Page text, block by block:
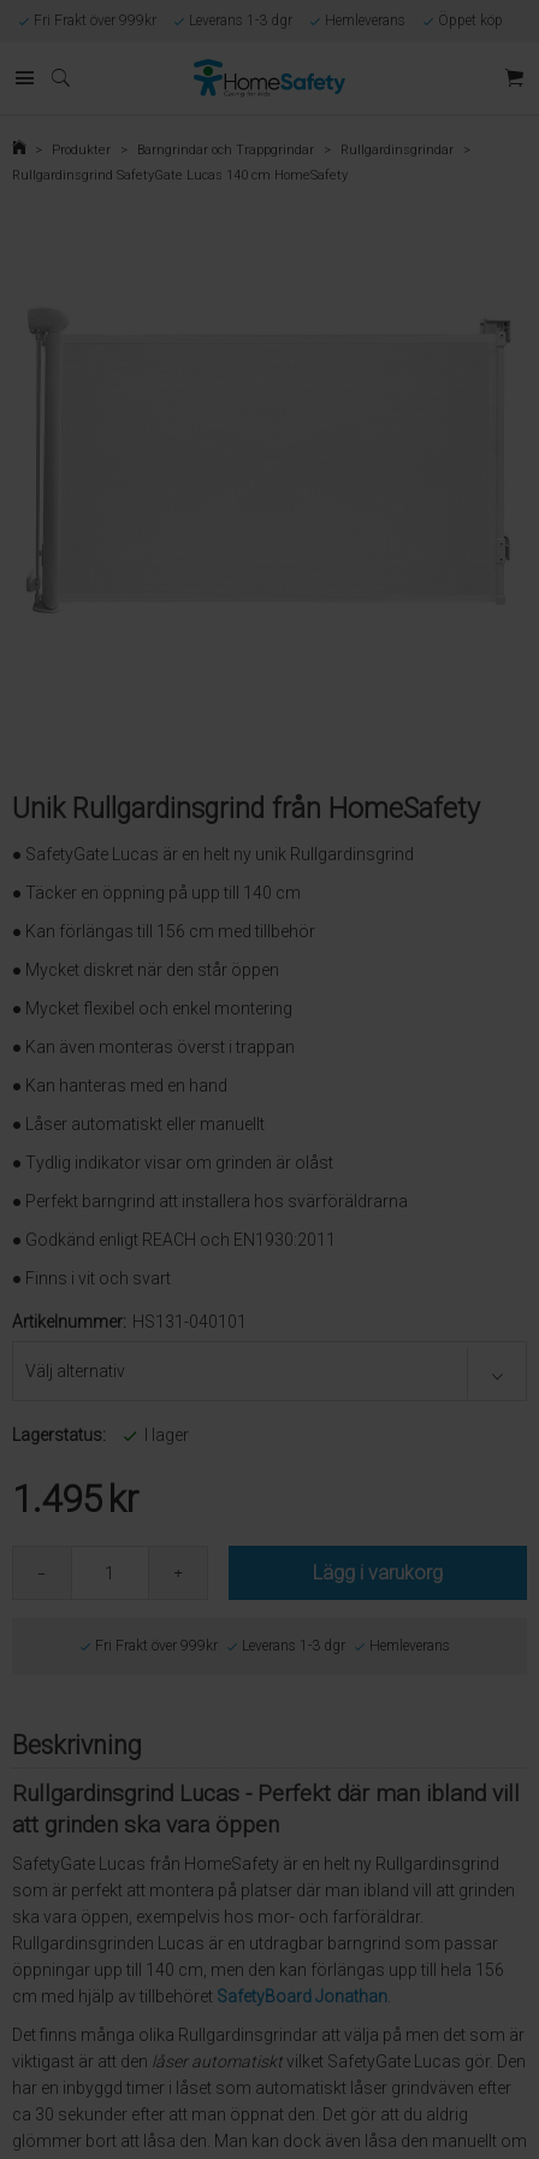
Fri Frakt över 999kr Leverans 1-3 dgr Hemleverans Öppet köp
Egen tillverkning
> Produkter > Barngrindar och Trappgrindar > Rullgardinsgrindar
>
Rullgardinsgrind SafetyGate Lucas 140 cm HomeSafety
Unik Rullgardinsgrind från HomeSafety
● SafetyGate Lucas är en helt ny unik Rullgardinsgrind
● Täcker en öppning på upp till 140 cm
● Kan förlängas till 156 cm med tillbehör
● Mycket diskret när den står öppen
● Mycket flexibel och enkel montering
● Kan även monteras överst i trappan
● Kan hanteras med en hand
● Låser automatiskt eller manuellt
● Tydlig indikator visar om grinden är olåst
● Perfekt barngrind att installera hos svärföräldrarna
● Godkänd enligt REACH och EN1930:2011
● Finns i vit och svart
Artikelnummer: HS131-040101
Lagerstatus: I lager
1.495 kr
Lägg i varukorg
Fri Frakt över 999kr Leverans 1-3 dgr Hemleverans
Beskrivning
Rullgardinsgrind Lucas - Perfekt där man ibland vill
att grinden ska vara öppen
SafetyGate Lucas från HomeSafety är en helt ny Rullgardinsgrind
som är perfekt att montera på platser där man ibland vill att grinden
ska vara öppen, exempelvis hos mor- och farföräldrar.
Rullgardinsgrinden Lucas är en utdragbar barngrind som passar
öppningar upp till 140 cm, men den kan förlängas upp till hela 156
cm med hjälp av tillbehöret SafetyBoard Jonathan
Det finns många olika Rullgardinsgrindar att välja på men det som är
viktigast är att den låser automatisktvilket SafetyGate Lucas gör. Den
har en inbyggd timer i låset som automatiskt låser grindväven efter
ca 30 sekunder efter att man öppnat den. Det gör att du aldrig
glömmer bort att låsa den. Man kan dock även låsa den manuellt om